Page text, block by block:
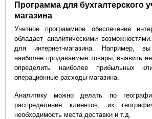
Программа для бухгалтерского
магазина
Учетное программное обеспечение
обладает аналитическими
для интернет-магазина. Например,
наиболее продаваемые товары, выявить
определить наиболее прибыльных
операционные расходы магазина.
Аналитику можно делать по
распределение клиентов, их
необходимость места доставки и т.д.